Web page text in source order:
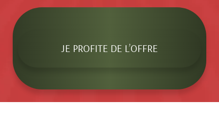
JE PROFITE DE L’OFFRE